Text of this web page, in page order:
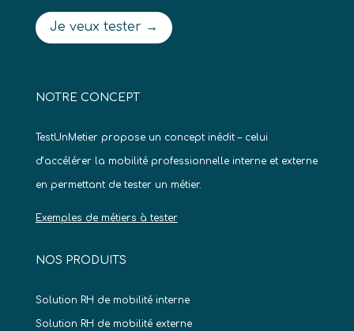
Je veux tester →
NOTRE CONCEPT
TestUnMetier propose un concept inédit – celui
d’accélérer la mobilité professionnelle interne et externe
en permettant de tester un métier.
Exemples de métiers à tester
NOS PRODUITS
Solution RH de mobilité interne
Solution RH de mobilité externe